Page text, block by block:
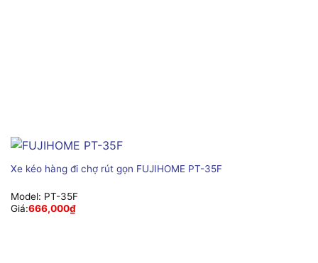
Xe kéo hàng đi chợ rút gọn FUJIHOME PT-35F
Model: PT-35F
Giá:666,000₫